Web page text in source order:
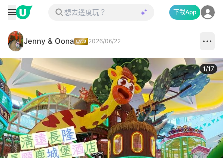
下載App
Jenny & Oona 2026/06/22
1/17